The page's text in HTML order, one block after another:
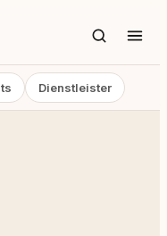
Dienstleister